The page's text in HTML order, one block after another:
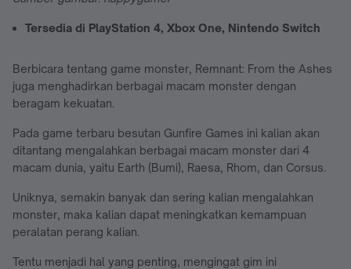
Tersedia di PlayStation 4, Xbox One, Nintendo Switch
Berbicara tentang game monster, Remnant: From the Ashes
juga menghadirkan berbagai macam monster dengan
beragam kekuatan.
Pada game terbaru besutan Gunfire Games ini kalian akan
ditantang mengalahkan berbagai macam monster dari 4
macam dunia, yaitu Earth (Bumi), Raesa, Rhom, dan Corsus.
Uniknya, semakin banyak dan sering kalian mengalahkan
monster, maka kalian dapat meningkatkan kemampuan
peralatan perang kalian.
Tentu menjadi hal yang penting, mengingat gim ini